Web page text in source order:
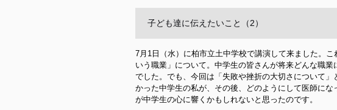
子ども達に伝えたいこと（2）
7月1日（水）に柏市立土中学校で講演して来 ました。
いう職業」について。中学生の皆さんが将来どんな職
でした。でも、今回は「失敗や挫折の大切さについて
かった中学生の私が、その後、どのようにして医師に
が中学生の心に響くかもしれないと思ったのです。